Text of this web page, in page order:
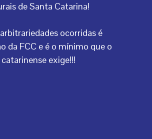
de Santa Catarina!
ocorridas é
da FCC e é o mínimo que o
exige!!!